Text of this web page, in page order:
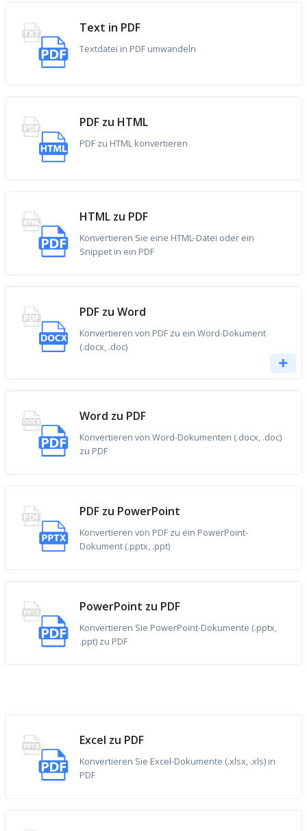
Text in PDF
Textdatei in PDF umwandeln
PDF zu HTML
PDF zu HTML konvertieren
HTML zu PDF
Konvertieren Sie eine HTML-Datei oder ein
Snippet in ein PDF
PDF zu Word
Konvertieren von PDF zu ein Word-Dokument
(.docx, .doc)
Word zu PDF
Konvertieren von Word-Dokumenten (.docx, .doc)
zu PDF
PDF zu PowerPoint
Konvertieren von PDF zu ein PowerPoint-
Dokument (.pptx, .ppt)
PowerPoint zu PDF
Konvertieren Sie PowerPoint-Dokumente (.pptx,
.ppt) zu PDF
Excel zu PDF
Konvertieren Sie Excel-Dokumente (.xlsx, .xls) in
PDF